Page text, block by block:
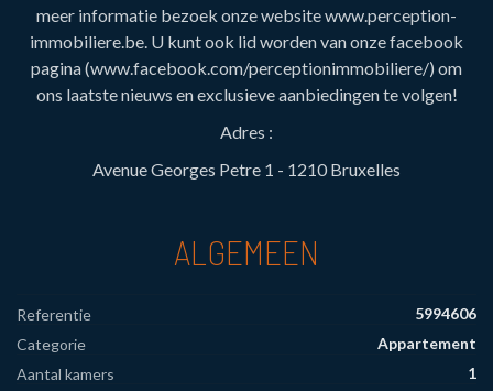
meer informatie bezoek onze website www.perception-
immobiliere.be. U kunt ook lid worden van onze facebook
pagina (www.facebook.com/perceptionimmobiliere/) om
ons laatste nieuws en exclusieve aanbiedingen te volgen!
Adres :
Avenue Georges Petre 1 - 1210 Bruxelles
ALGEMEEN
Referentie
5994606
Categorie
Appartement
Aantal kamers
1